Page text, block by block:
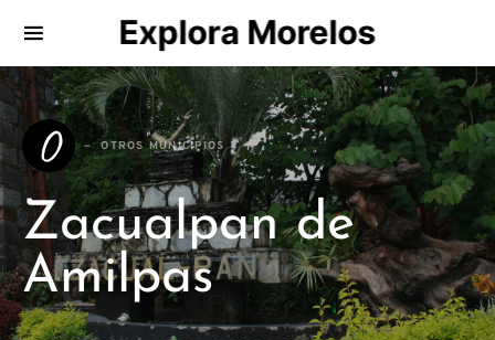
Explora Morelos
Search for:
O OTROS MUNICIPIOS
Zacualpan de
Amilpas